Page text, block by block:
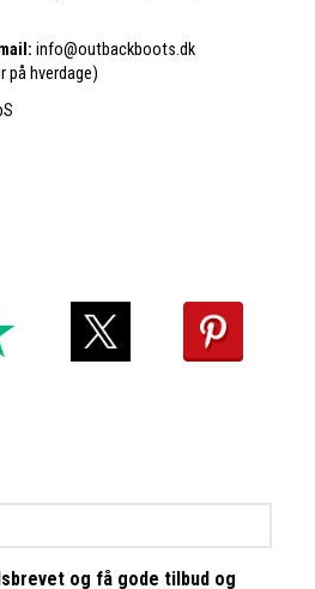
info@outbackboots.dk
på hverdage)
og få gode tilbud og